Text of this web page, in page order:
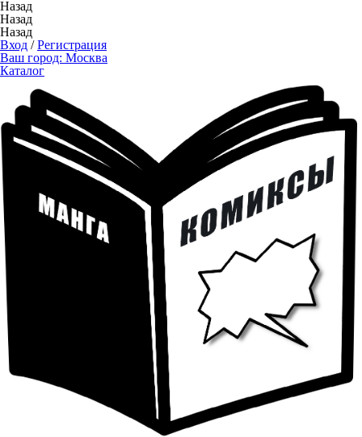
Назад
Назад
Назад
Вход /Регистрация
Ваш город: Москва
Каталог